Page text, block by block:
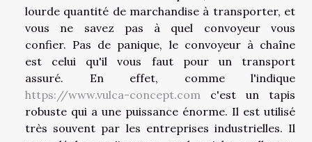
lourde quantité de marchandise à transporter, et
vous ne savez pas à quel convoyeur vous
confier. Pas de panique, le convoyeur à chaîne
est celui qu'il vous faut pour un transport
assuré. En effet, comme l'indique
https://www.vulca-concept.com c'est un tapis
robuste qui a une puissance énorme. Il est utilisé
très souvent par les entreprises industrielles. Il